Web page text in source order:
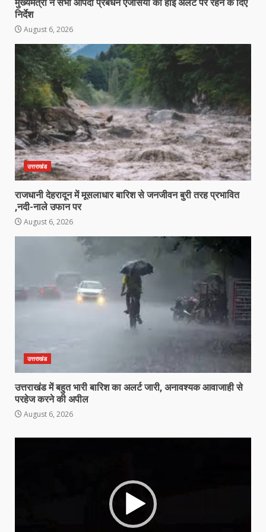
मुख्यमंत्री ने सभी आपदा प्रबंधन एजेंसियों को हाई अलर्ट पर रहने के दिए
निर्देश
August 6, 2026
उत्तराखंड
राजधानी देहरादून में मूसलाधार बारिश से जनजीवन बुरी तरह प्रभावित
,नदी-नाले उफान पर
August 6, 2026
उत्तराखंड
उत्तराखंड में बहुत भारी बारिश का अलर्ट जारी, अनावश्यक आवाजाही से
परहेज करने की अपील
August 6, 2026